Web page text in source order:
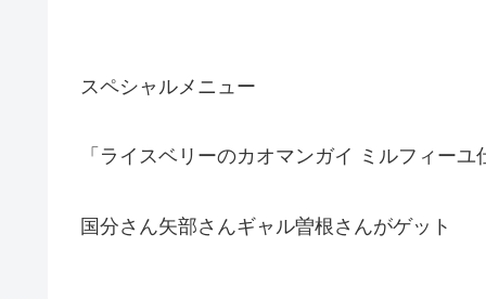
スペシャルメニュー
「ライスベリーのカオマンガイ ミルフィーユ
国分さん矢部さんギャル曽根さんがゲット